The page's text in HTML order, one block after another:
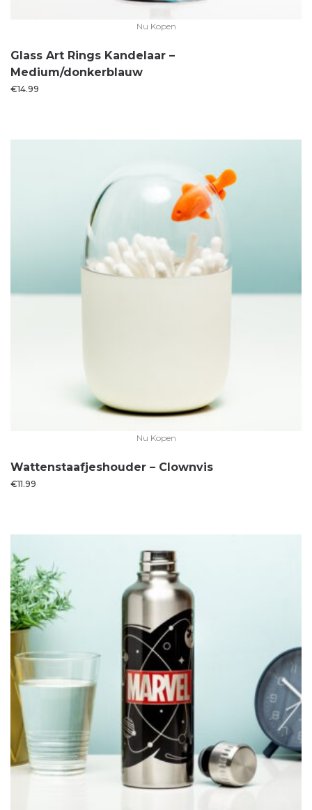
Nu Kopen
Glass Art Rings Kandelaar –
Medium/donkerblauw
€14.99
Nu Kopen
Wattenstaafjeshouder – Clownvis
€11.99